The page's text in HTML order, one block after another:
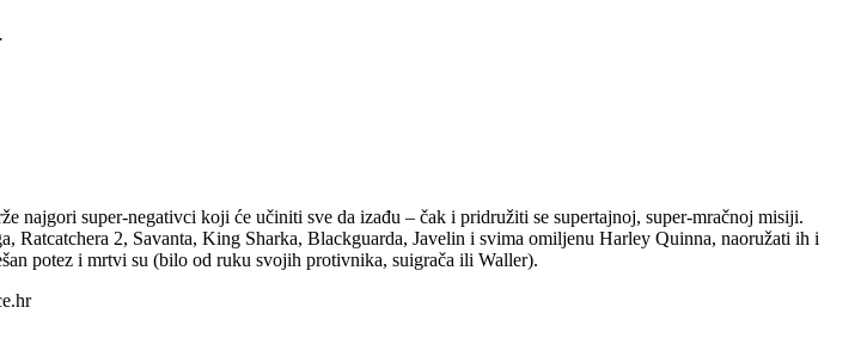
najgori super-negativci koji će učiniti sve da izađu – čak i pridružiti se supertajnoj, super-mračnoj misiji.
Ratcatchera 2, Savanta, King Sharka, Blackguarda, Javelin i svima omiljenu Harley Quinna, naoružati ih i
potez i mrtvi su (bilo od ruku svojih protivnika, suigrača ili Waller).